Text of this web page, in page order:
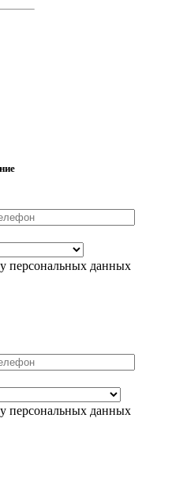
персональных данных
персональных данных